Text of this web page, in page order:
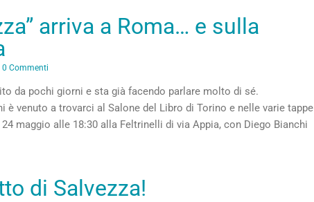
arriva a Roma… e sulla
0 Commenti
da pochi giorni e sta già facendo parlare molto di sé.
è venuto a trovarci al Salone del Libro di Torino e nelle varie tappe
maggio alle 18:30 alla Feltrinelli di via Appia, con Diego Bianchi
di Salvezza!